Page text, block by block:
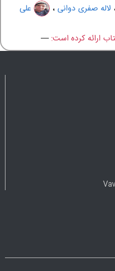
لاله صفری دوانی ،
علی
ارائه کرده است:—